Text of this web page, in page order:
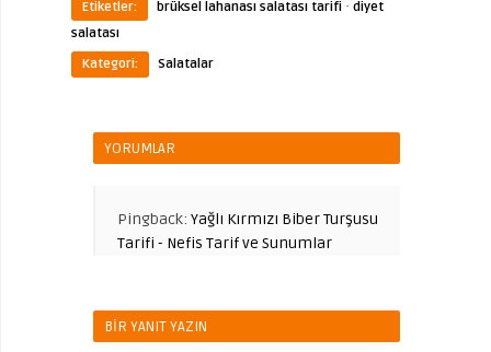
Etiketler: brüksel lahanası salatası tarifi · diyet
salatası
Kategori:
Salatalar
YORUMLAR
Pingback: Yağlı Kırmızı Biber Turşusu
Tarifi - Nefis Tarif ve Sunumlar
BIR YANIT YAZIN